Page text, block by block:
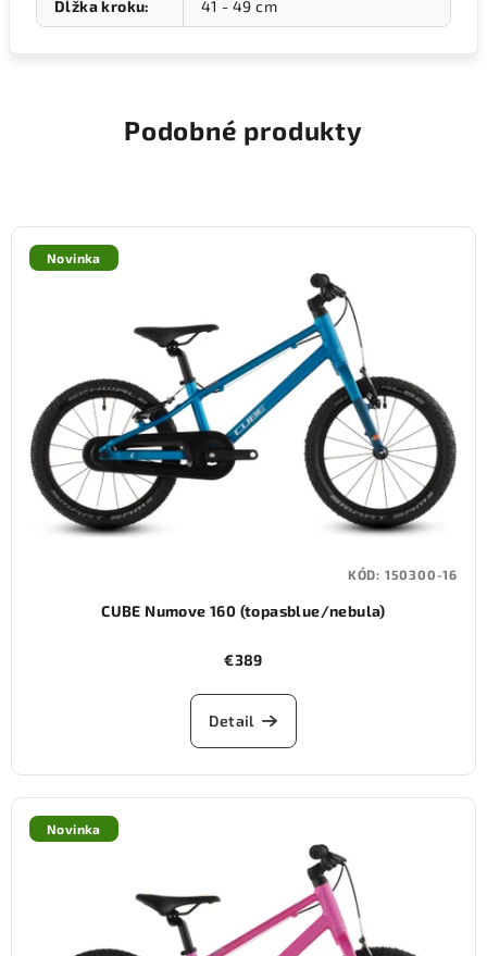
Dĺžka kroku: 41 - 49 cm
Podobné produkty
Novinka
CUBE Numove 160 (topasblue/nebula)
€389
Detail
KÓD: 150300-16
Novinka